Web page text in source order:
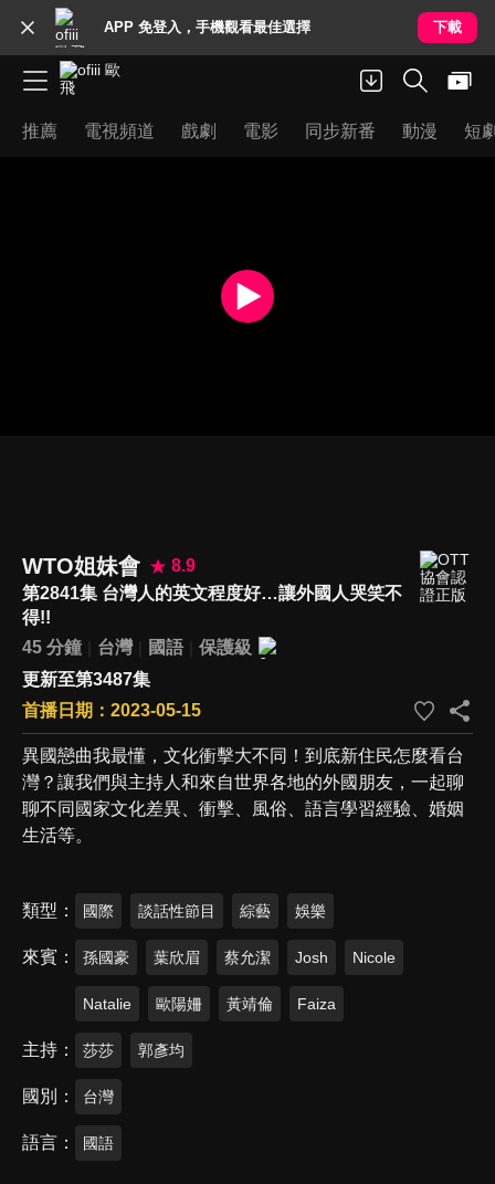
APP 免登入，手機觀看最佳選擇 下載
推薦 電視頻道 戲劇 電影 同步新番 動漫 短
WTO姐妹會
8.9
第2841集 台灣人的英文程度好…讓外國人哭笑不
得!!
45 分鐘
台灣 國語
保護級
更新至第3487集
首播日期：2023-05-15
異國戀曲我最懂，文化衝擊大不同！到底新住民怎麼看台
灣？讓我們與主持人和來自世界各地的外國朋友，一起聊
聊不同國家文化差異、衝擊、風俗、語言學習經驗、婚姻
生活等。
類型 國際 談話性節目 綜藝 娛樂
來賓 孫國豪 葉欣眉 蔡允潔 Josh Nicole
​Natalie 歐陽姍 黃靖倫 Faiza
主持 莎莎 郭彥均
國別 台灣
語言 國語